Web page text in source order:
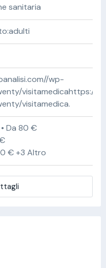
sanitaria
wp-
visitamedicahttps://
visitamedica.
Da 80 €
€ +3 Altro